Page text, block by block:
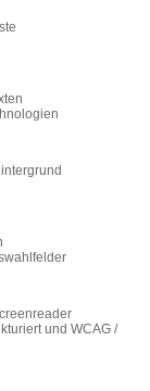
und WCAG /